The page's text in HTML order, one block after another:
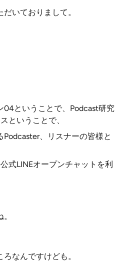
いておりまして。
04ということで、Podcast研究
ということで、
、リスナーの皆様と
式LINEオープンチャットを利
なんですけども。